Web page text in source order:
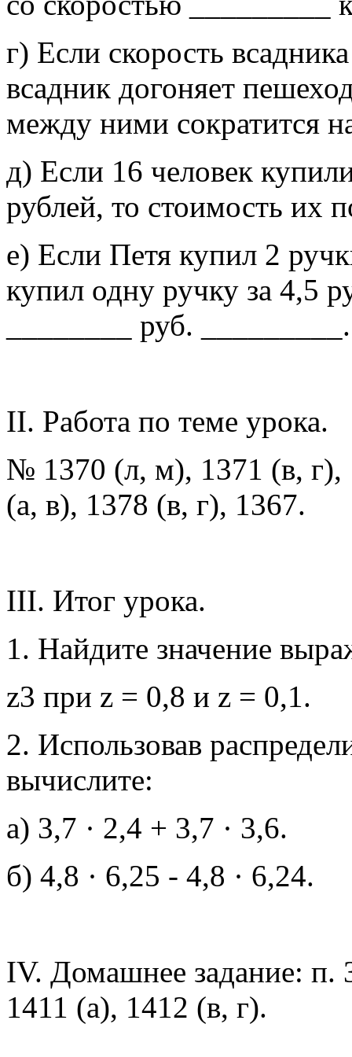
г) Если скорость
всадник догоняет
между ними сократится
д) Если 16 человек
рублей, то стоимость их
е) Если Петя купил 2
купил одну ручку за 4,5
________ руб. _________.
II. Работа по теме урока.
№ 1370 (л, м), 1371 (в, г),
(а, в), 1378 (в, г), 1367.
III. Итог урока.
1. Найдите значение
z3 при z = 0,8 и z = 0,1.
2. Использовав
вычислите:
а) 3,7 · 2,4 + 3,7 · 3,6.
б) 4,8 · 6,25 - 4,8 · 6,24.
IV. Домашнее задание:
1411 (а), 1412 (в, г).